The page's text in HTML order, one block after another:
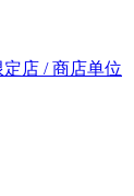
店 / 商店单位